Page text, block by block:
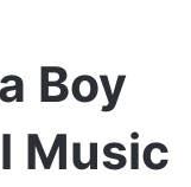
Boy
Music